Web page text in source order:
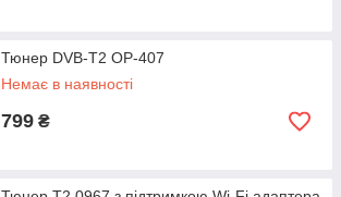
Тюнер DVB-T2 OP-407
Немає в наявності
799 ₴